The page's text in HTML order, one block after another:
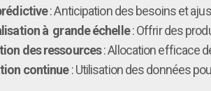
: Anticipation des besoins et
à grande échelle: Offrir des
des ressources: Allocation efficace
continue: Utilisation des données